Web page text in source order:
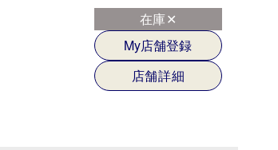
在庫✕
My店舗登録
店舗詳細